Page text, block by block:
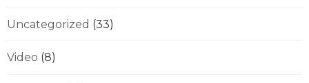
Uncategorized (33)
Video (8)